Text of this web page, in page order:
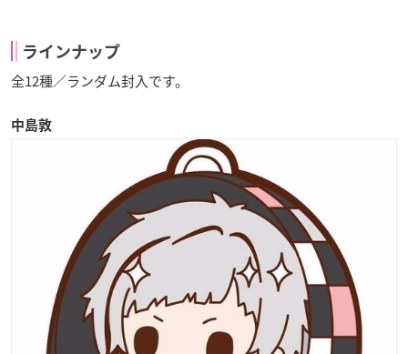
ラインナップ
全12種／ランダム封入です。
中島敦